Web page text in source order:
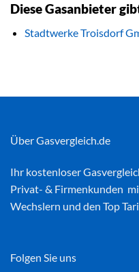
Diese Gasanbieter
Stadtwerke Troisdorf
Über Gasvergleich.de
Ihr kostenloser
Privat- & Firmenkunden
Wechslern und den Top
Folgen Sie uns